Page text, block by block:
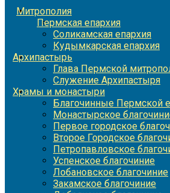
Митрополия
Пермская епархия
Соликамская епархия
Кудымкарская епархия
Архипастырь
Глава Пермской
Служение Архипастыря
Храмы и монастыри
Благочинные Пермской
Монастырское
Первое городское
Второе Городское
Петропавловское
Успенское благочиние
Лобановское благочиние
Закамское благочиние